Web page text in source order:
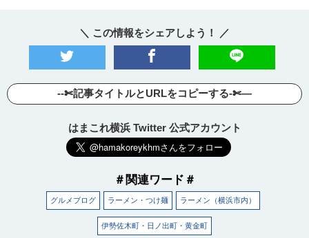
＼ この情報をシェアしよう！ ／
--✄記事タイトルとURLをコピーする-✄—
はまこれ横浜 Twitter 公式アカウント
＃関連ワード＃
グルメブログ ラーメン・つけ麺 ラーメン（横浜市内）
伊勢佐木町・日ノ出町・黄金町